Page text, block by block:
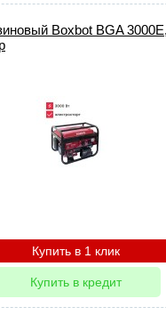
Boxbot BGA
Купить в 1 клик
Купить в кредит